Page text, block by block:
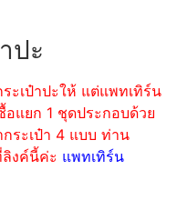
ปะ
ะเป๋าปะให้ แต่แพทเทิร์น
อแยก 1 ชุดประกอบด้วย
ระเป๋า 4 แบบ ท่าน
งค์นี้ค่ะ แพทเทิร์น